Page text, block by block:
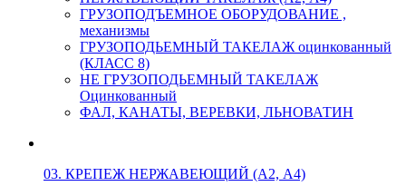
ГРУЗОПОДЪЕМНОЕ ОБОРУДОВАНИЕ ,
механизмы
ГРУЗОПОДЬЕМНЫЙ ТАКЕЛАЖ оцинкованный
(КЛАСС 8)
НЕ ГРУЗОПОДЬЕМНЫЙ ТАКЕЛАЖ
Оцинкованный
ФАЛ, КАНАТЫ, ВЕРЕВКИ, ЛЬНОВАТИН
03. КРЕПЕЖ НЕРЖАВЕЮЩИЙ (А2, А4)